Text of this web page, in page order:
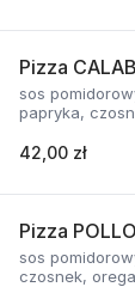
Pizza
sos
papryka,
42,00 zł
Pizza POLLO
sos
czosnek,